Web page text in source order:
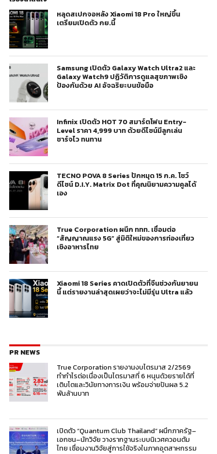
หลุดสเปกจอหลัง Xiaomi 18 Pro ใหญ่ขึ้น
เตรียมเปิดตัว กย.นี้
Samsung เปิดตัว Galaxy Watch Ultra2 และ
Galaxy Watch9 ปฏิวัติการดูแลสุขภาพเชิง
ป้องกันด้วย AI อัจฉริยะบนข้อมือ
Infinix เปิดตัว HOT 70 สมาร์ตโฟน Entry-
Level ราคา 4,999 บาท ด้วยดีไซน์มีลูกเล่น
ชาร์จไว ทนทาน
TECNO POVA 8 Series ปักหมุด 15 ก.ค. โชว์
ดีไซน์ D.I.Y. Matrix Dot ที่คุณนิยามความคูลได้
เอง
True Corporation ผนึก ททท. เชื่อมต่อ
“สัญญาณแรง 5G” สู่มิติใหม่ของการท่องเที่ยว
เชิงอาหารไทย
Xiaomi 18 Series คาดเปิดตัวที่จีนช่วงกันยายน
นี้ แต่รายงานล่าสุดเผยว่าจะไม่มีรุ่น Ultra แล้ว
PR NEWS
True Corporation รายงานงบไตรมาส 2/2569
ทำกำไรต่อเนื่องเป็นไตรมาสที่ 6 หนุนด้วยรายได้ที่
เติบโตและวินัยทางการเงิน พร้อมจ่ายปันผล 5.2
พันล้านบาท
เปิดตัว “Quantum Club Thailand” ผนึกภาครัฐ–
เอกชน–นักวิจัย วางรากฐานระบบนิเวศควอนตัม
ไทย เชื่อมงานวิจัยสู่การใช้จริงในภาคอุตสาหกรรม